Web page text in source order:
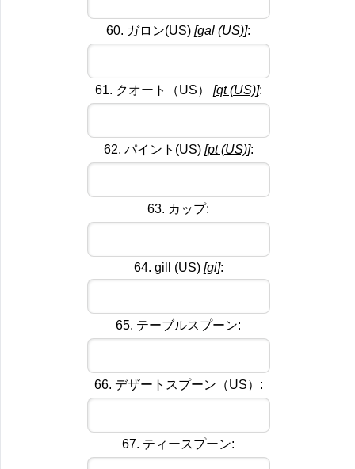
60. ガロン(US) [gal (US)]:
61. クオート（US） [qt (US)]:
62. パイント(US) [pt (US)]:
63. カップ:
64. gill (US) [gi]:
65. テーブルスプーン:
66. デザートスプーン（US）:
67. ティースプーン: